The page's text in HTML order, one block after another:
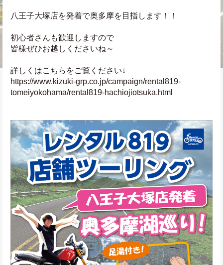
八王子大塚店を発着で奥多摩を目指します！！
初心者さんも歓迎しますので
皆様ぜひお越しくださいね～
詳しくはこちらをご覧ください↓
https://www.kizuki-grp.co.jp/campaign/rental819-
tomeiyokohama/rental819-hachiojiotsuka.html